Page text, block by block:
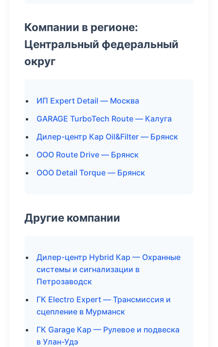
Компании в регионе:
Центральный федеральный
округ
ИП Expert Detail — Москва
GARAGE TurboTech Route — Калуга
Дилер-центр Кар Oil&Filter — Брянск
ООО Route Drive — Брянск
ООО Detail Torque — Брянск
Другие компании
Дилер-центр Hybrid Кар — Охранные
системы и сигнализации в
Петрозаводск
ГК Electro Expert — Трансмиссия и
сцепление в Мурманск
ГК Garage Кар — Рулевое и подвеска
в Улан-Удэ